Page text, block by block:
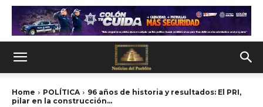
Home POLÍTICA
96 años de historia y resultados: El PRI,
pilar en la construcción...